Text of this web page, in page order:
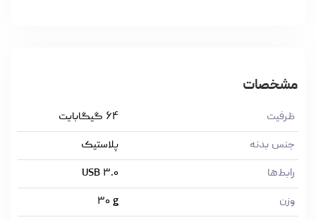
مشخصات
ظرفیت
۶۴ گیگابایت
جنس بدنه
پلاستیک
رابط‌ها
USB ۳.۰
وزن
۳۰ g